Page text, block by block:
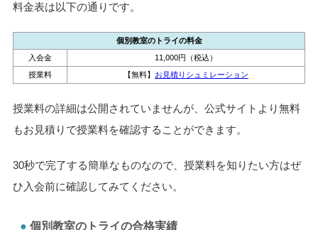
個別教室のトライの料金/授業料
ここでは、個別教室のトライの料金について解説していきま
す。
入会金
11,000円（税込）
授業料
【無料】お見積りシュミレーション
授業料の詳細は公開されていませんが、公式サイトより無料